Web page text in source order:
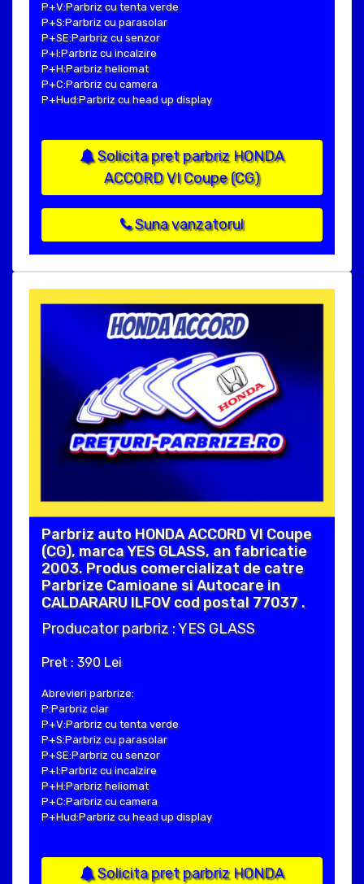
P+V:Parbriz cu tenta verde
P+S:Parbriz cu parasolar
P+SE:Parbriz cu senzor
P+I:Parbriz cu incalzire
P+H:Parbriz heliomat
P+C:Parbriz cu camera
P+Hud:Parbriz cu head up display
Solicita pret parbriz HONDA
ACCORD VI Coupe (CG)
Suna vanzatorul
Parbriz auto HONDA ACCORD VI Coupe
(CG), marca YES GLASS, an fabricatie
2003. Produs comercializat de catre
Parbrize Camioane si Autocare in
CALDARARU ILFOV cod postal 77037 .
Producator parbriz : YES GLASS
Pret : 390 Lei
Abrevieri parbrize:
P:Parbriz clar
P+V:Parbriz cu tenta verde
P+S:Parbriz cu parasolar
P+SE:Parbriz cu senzor
P+I:Parbriz cu incalzire
P+H:Parbriz heliomat
P+C:Parbriz cu camera
P+Hud:Parbriz cu head up display
Solicita pret parbriz HONDA